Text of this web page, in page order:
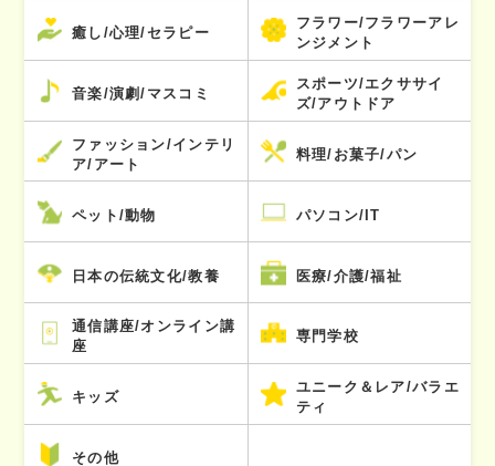
癒し/心理/セラピー
フラワー/フラワーアレ
ンジメント
音楽/演劇/マスコミ
スポーツ/エクササイ
ズ/アウトドア
ファッション/インテリ
ア/アート
料理/お菓子/パン
ペット/動物 パソコン/IT
日本の伝統文化/教養 医療/介護/福祉
通信講座/オンライン講
座
専門学校
キッズ
ユニーク＆レア/バラエ
ティ
その他